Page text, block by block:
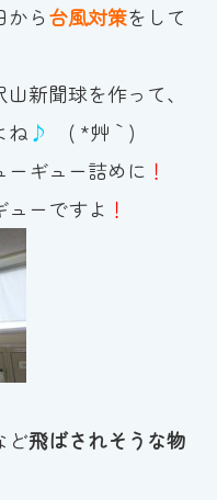
い合わせ
クールの
はこちら!
から台風対策をして
新聞球を作って、
ね ♪
( *´艸｀)
ーギュー詰めに ！
ーですよ ！
ど飛ばされそうな物